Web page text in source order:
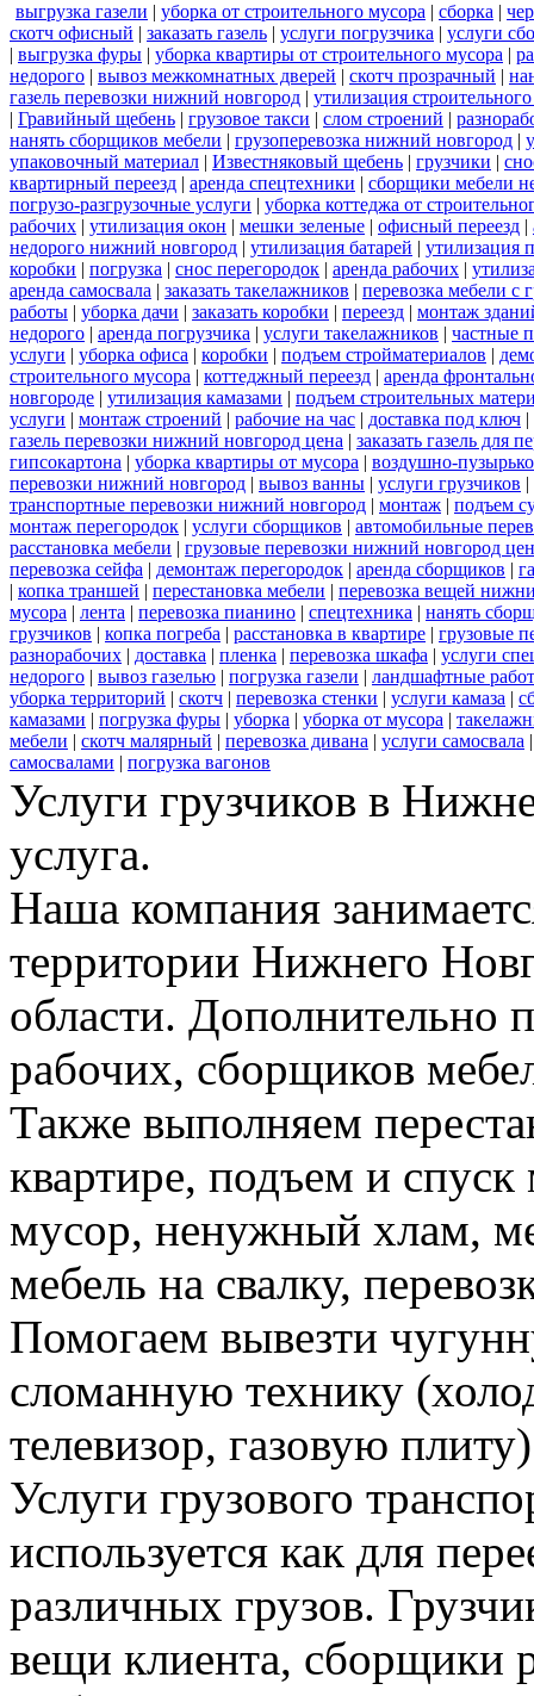
выгрузка газели | уборка от строительного мусора | сборка |
скотч офисный | заказать газель | услуги погрузчика | услуги
| выгрузка фуры | уборка квартиры от строительного мусора |
недорого | вывоз межкомнатных дверей | скотч прозрачный |
газель перевозки нижний новгород | утилизация
| Гравийный щебень | грузовое такси | слом строений |
нанять сборщиков мебели | грузоперевозка нижний новгород |
упаковочный материал | Известняковый щебень | грузчики |
квартирный переезд | аренда спецтехники | сборщики мебели
погрузо-разгрузочные услуги | уборка коттеджа от
рабочих | утилизация окон | мешки зеленые | офисный переезд |
недорого нижний новгород | утилизация батарей | утилизация
коробки | погрузка | снос перегородок | аренда рабочих |
аренда самосвала | заказать такелажников | перевозка мебели с
работы | уборка дачи | заказать коробки | переезд | монтаж
недорого | аренда погрузчика | услуги такелажников | частные
услуги | уборка офиса | коробки | подъем стройматериалов |
строительного мусора | коттеджный переезд | аренда
новгороде | утилизация камазами | подъем строительных
услуги | монтаж строений | рабочие на час | доставка под ключ |
газель перевозки нижний новгород цена | заказать газель для
гипсокартона | уборка квартиры от мусора | воздушно-
перевозки нижний новгород | вывоз ванны | услуги грузчиков |
транспортные перевозки нижний новгород | монтаж | подъем
монтаж перегородок | услуги сборщиков | автомобильные
расстановка мебели | грузовые перевозки нижний новгород
перевозка сейфа | демонтаж перегородок | аренда сборщиков |
| копка траншей | перестановка мебели | перевозка вещей
мусора | лента | перевозка пианино | спецтехника | нанять
грузчиков | копка погреба | расстановка в квартире | грузовые
разнорабочих | доставка | пленка | перевозка шкафа | услуги
недорого | вывоз газелью | погрузка газели | ландшафтные
уборка территорий | скотч | перевозка стенки | услуги камаза |
камазами | погрузка фуры | уборка | уборка от мусора |
мебели | скотч малярный | перевозка дивана | услуги самосвала
самосвалами | погрузка вагонов
Услуги грузчиков в
услуга.
Наша компания
территории Нижнего
области. Дополнительно
рабочих, сборщиков
Также выполняем
квартире, подъем и
мусор, ненужный хлам,
мебель на свалку,
Помогаем вывезти
сломанную технику
телевизор, газовую плиту)
Услуги грузового
используется как для
различных грузов.
вещи клиента, сборщики